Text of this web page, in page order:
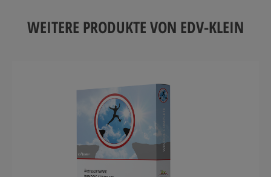
WEITERE PRODUKTE VON EDV-KLEIN